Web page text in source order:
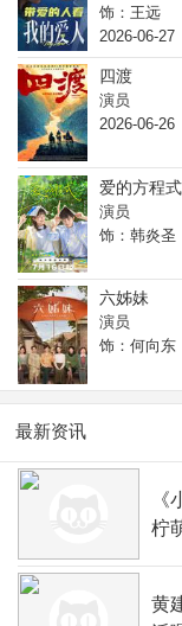
饰：王远
2026-06-27
四渡
演员
2026-06-26
爱的方程式
演员
饰：韩炎圣
六姊妹
演员
饰：何向东
最新资讯
柠
黄